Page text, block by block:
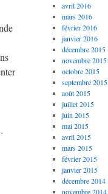
avril 2016
mars 2016
février 2016
janvier 2016
décembre 2015
novembre 2015
octobre 2015
septembre 2015
août 2015
juillet 2015
juin 2015
mai 2015
avril 2015
mars 2015
février 2015
janvier 2015
décembre 2014
novembre 2014